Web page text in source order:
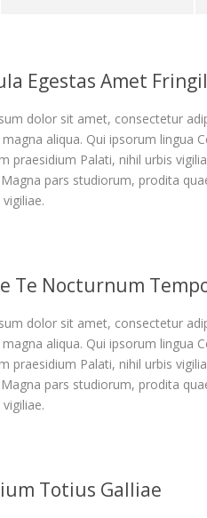
Egestas Amet
dolor sit amet, consectetur
aliqua. Qui ipsorum lingua
praesidium Palati, nihil urbis
pars studiorum, prodita
Te Nocturnum
dolor sit amet, consectetur
aliqua. Qui ipsorum lingua
praesidium Palati, nihil urbis
pars studiorum, prodita
Totius Galliae